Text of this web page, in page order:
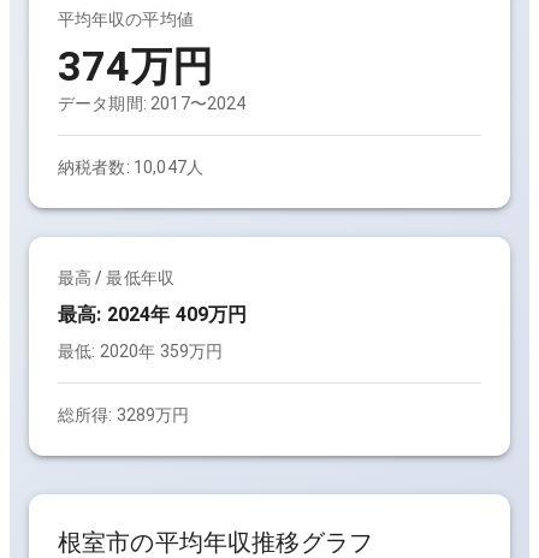
平均年収の平均値
374万円
データ期間: 2017〜2024
納税者数: 10,047人
最高 / 最低年収
最高: 2024年 409万円
最低: 2020年 359万円
総所得: 3289万円
根室市の平均年収推移グラフ